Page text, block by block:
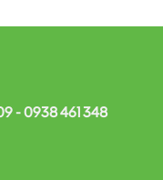
- 0938 461 348